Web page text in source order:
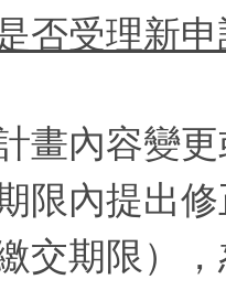
否受理新
畫內容變
限內提出
交期限）